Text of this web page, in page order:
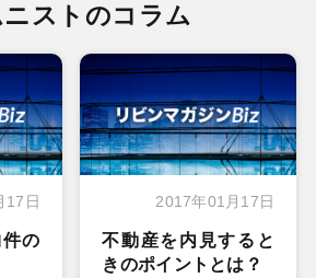
ストのコラム
17日
の
2017年01月17日
不動産を内見すると
きのポイントとは？